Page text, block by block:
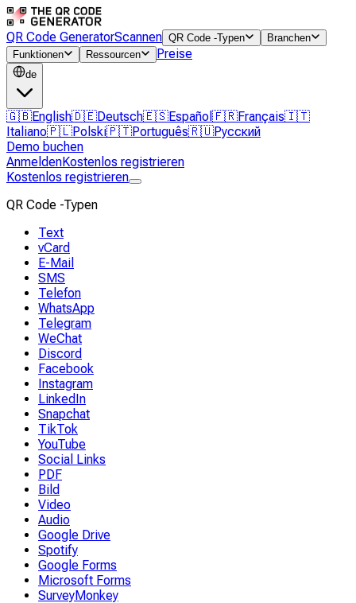
QR Code GeneratorScannen QR Code -Typen
Branchen
Funktionen
Ressourcen Preise
de
🇬🇧English🇩🇪Deutsch🇪🇸Español 🇫🇷Français🇮🇹
Italiano🇵🇱Polski🇵🇹Português🇷🇺Русский
Demo buchen
AnmeldenKostenlos registrieren
Kostenlos registrieren
QR Code -Typen
Text
vCard
E-Mail
SMS
Telefon
WhatsApp
Telegram
WeChat
Discord
Facebook
Instagram
LinkedIn
Snapchat
TikTok
YouTube
Social Links
PDF
Bild
Video
Audio
Google Drive
Spotify
Google Forms
Microsoft Forms
SurveyMonkey